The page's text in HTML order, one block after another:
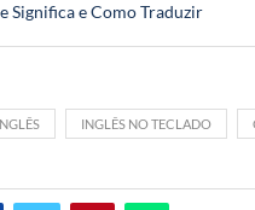
Significa e Como Traduzir
INGLÊS NO TECLADO